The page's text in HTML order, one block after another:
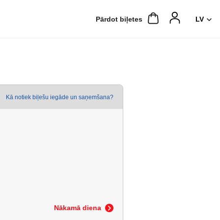
Pārdot biļetes
Kā notiek biļešu iegāde un saņemšana?
Nākamā diena